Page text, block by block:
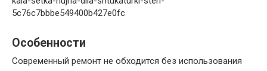
5c76c7bbbe549400b427e0fc
Особенности
Современный ремонт не обходится без использования